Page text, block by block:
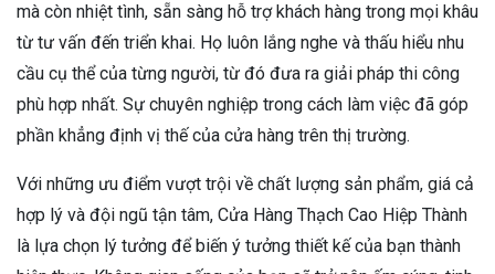
mà còn nhiệt tình, sẵn sàng hỗ trợ khách hàng trong mọi khâu
từ tư vấn đến triển khai. Họ luôn lắng nghe và thấu hiểu nhu
cầu cụ thể của từng người, từ đó đưa ra giải pháp thi công
phù hợp nhất. Sự chuyên nghiệp trong cách làm việc đã góp
phần khẳng định vị thế của cửa hàng trên thị trường.
Với những ưu điểm vượt trội về chất lượng sản phẩm, giá cả
hợp lý và đội ngũ tận tâm, Cửa Hàng Thạch Cao Hiệp Thành
là lựa chọn lý tưởng để biến ý tưởng thiết kế của bạn thành